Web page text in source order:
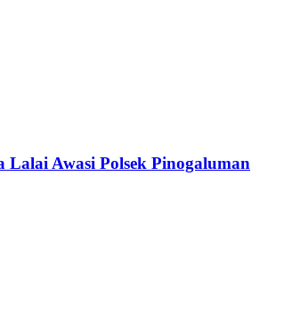
Lalai Awasi Polsek Pinogaluman